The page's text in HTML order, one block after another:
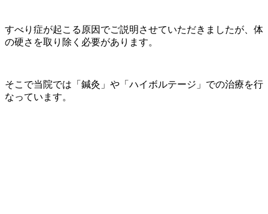
すべり症が起こる原因でご説明させていただきましたが、体
の硬さを取り除く必要があります。
そこで当院では「鍼灸」や「ハイボルテージ」での治療を行
なっています。